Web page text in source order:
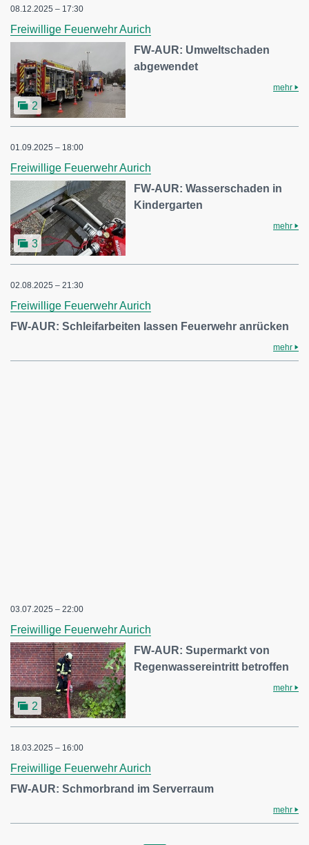
08.12.2025 – 17:30
Freiwillige Feuerwehr Aurich
2
FW-AUR: Umweltschaden
abgewendet
mehr
01.09.2025 – 18:00
Freiwillige Feuerwehr Aurich
3
FW-AUR: Wasserschaden in
Kindergarten
mehr
02.08.2025 – 21:30
Freiwillige Feuerwehr Aurich
FW-AUR: Schleifarbeiten lassen Feuerwehr anrücken
mehr
03.07.2025 – 22:00
Freiwillige Feuerwehr Aurich
2
FW-AUR: Supermarkt von
Regenwassereintritt betroffen
mehr
18.03.2025 – 16:00
Freiwillige Feuerwehr Aurich
FW-AUR: Schmorbrand im Serverraum
mehr